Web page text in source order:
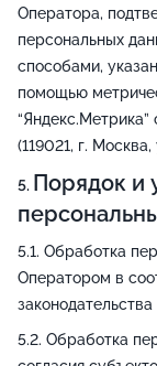
Оператора,
персональных
способами,
помощью
(119021, г. Москва,
Порядок и
Обработка
Оператором в
Обработка